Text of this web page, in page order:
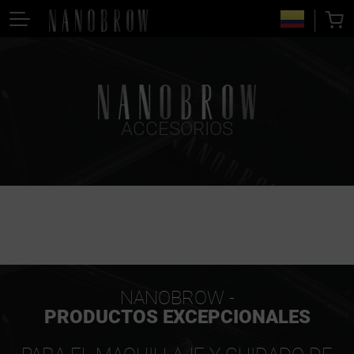
ACCESORIOS
NANOBROW -
PRODUCTOS EXCEPCIONALES